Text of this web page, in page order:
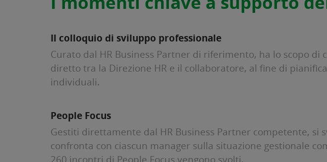
Il colloquio di sviluppo professionale
Curato dal HR Business Partner di riferimento, ha lo scopo
diretto tra la Direzione HR e il collaboratore, al fine di
individuali.
People Focus
Gestiti direttamente dal HR Business Partner competente,
confronta con ciascun manager sulla situazione gestionale